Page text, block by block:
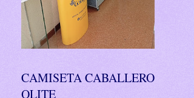
CAMISETA CABALLERO
OLITE